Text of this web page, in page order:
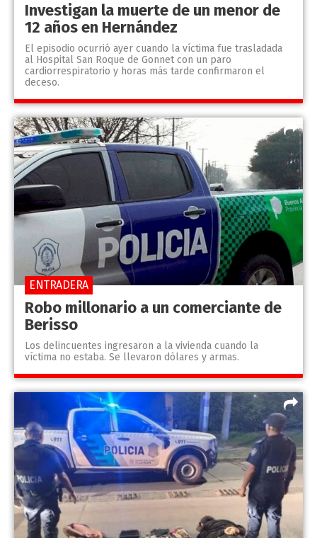
Investigan la muerte de un menor de
12 años en Hernández
El episodio ocurrió ayer cuando la víctima fue trasladada
al Hospital San Roque de Gonnet con un paro
cardiorrespiratorio y horas más tarde confirmaron el
deceso.
Robo millonario a un comerciante de
Berisso
Los delincuentes ingresaron a la vivienda cuando la
víctima no estaba. Se llevaron dólares y armas.
ENTRADERA